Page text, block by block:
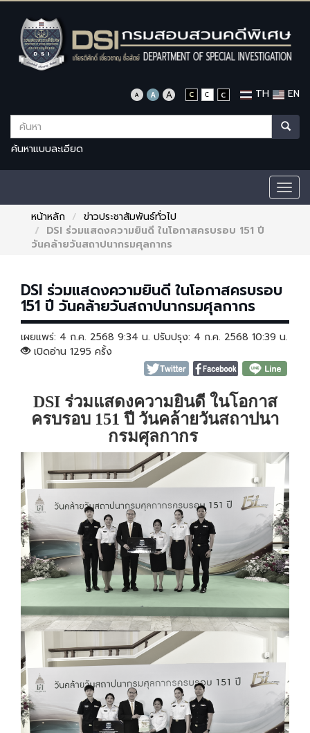
TH EN
ค้นหาแบบละเอียด
หน้าหลัก
ข่าวประชาสัมพันธ์ทั่วไป
DSI ร่วมแสดงความยินดี ในโอกาสครบรอบ 151 ปี
วันคล้ายวันสถาปนากรมศุลกากร
DSI ร่วมแสดงความยินดี ในโอกาสครบรอบ
151 ปี วันคล้ายวันสถาปนากรมศุลกากร
เผยแพร่: 4 ก.ค. 2568 9:34 น. ปรับปรุง: 4 ก.ค. 2568 10:39 น.
เปิดอ่าน 1295 ครั้ง
DSI ร่วมแสดงความยินดี ในโอกาส
ครบรอบ 151ปี วันคล้ายวันสถาปนา
กรมศุลกากร